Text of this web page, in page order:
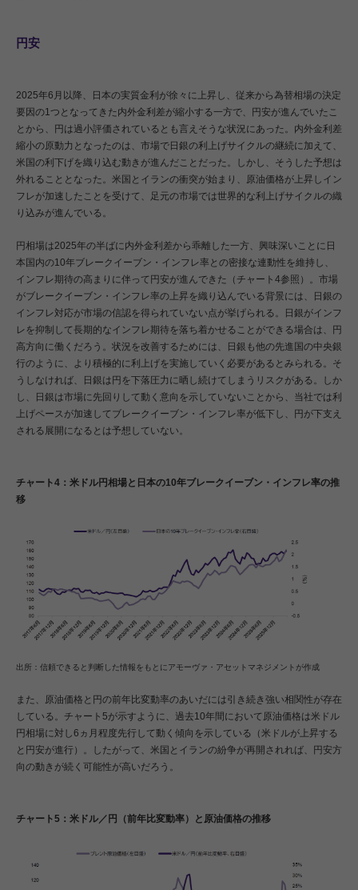
円安
2025年6月以降、日本の実質金利が徐々に上昇し、従来から為替相場の決定
要因の1つとなってきた内外金利差が縮小する一方で、円安が進んでいたこ
とから、円は過小評価されているとも言えそうな状況にあった。内外金利差
縮小の原動力となったのは、市場で日銀の利上げサイクルの継続に加えて、
米国の利下げを織り込む動きが進んだことだった。しかし、そうした予想は
外れることとなった。米国とイランの衝突が始まり、原油価格が上昇しイン
フレが加速したことを受けて、足元の市場では世界的な利上げサイクルの織
り込みが進んでいる。
円相場は2025年の半ばに内外金利差から乖離した一方、興味深いことに日
本国内の10年ブレークイーブン・インフレ率との密接な連動性を維持し、
インフレ期待の高まりに伴って円安が進んできた（チャート4参照）。市場
がブレークイーブン・インフレ率の上昇を織り込んでいる背景には、日銀の
インフレ対応が市場の信認を得られていない点が挙げられる。日銀がインフ
レを抑制して長期的なインフレ期待を落ち着かせることができる場合は、円
高方向に働くだろう。状況を改善するためには、日銀も他の先進国の中央銀
行のように、より積極的に利上げを実施していく必要があるとみられる。そ
うしなければ、日銀は円を下落圧力に晒し続けてしまうリスクがある。しか
し、日銀は市場に先回りして動く意向を示していないことから、当社では利
上げペースが加速してブレークイーブン・インフレ率が低下し、円が下支え
される展開になるとは予想していない。
チャート4：米ドル円相場と日本の10年ブレークイーブン・インフレ率の推
移
出所：信頼できると判断した情報をもとにアモーヴァ・アセットマネジメントが作成
また、原油価格と円の前年比変動率のあいだには引き続き強い相関性が存在
している。チャート5が示すように、過去10年間において原油価格は米ドル
円相場に対し6ヵ月程度先行して動く傾向を示している（米ドルが上昇する
と円安が進行）。したがって、米国とイランの紛争が再開されれば、円安方
向の動きが続く可能性が高いだろう。
チャート5：米ドル／円（前年比変動率）と原油価格の推移